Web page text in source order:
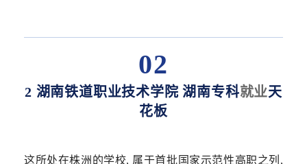
02
2 湖南铁道职业技术学院 湖南专科就业天
花板
这所处在株洲的学校, 属于首批国家示范性高职之列,